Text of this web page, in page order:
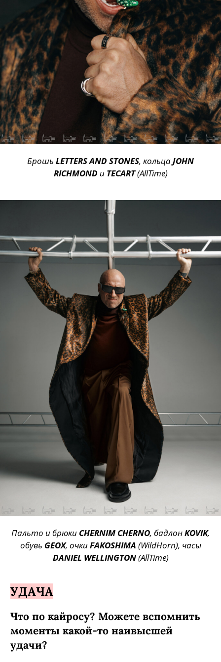
Брошь LETTERS AND STONES, кольцаJOHN
RICHMOND и TECART(AllTime)
Пальто и брюки CHERNIM CHERNO, бадлонKOVIK,
обувь GEOX, очкиFAKOSHIMA (WildHorn), часы
DANIEL WELLINGTON(AllTime)
УДАЧА
Что по кайросу? Можете вспомнить
моменты какой-то наивысшей
удачи?